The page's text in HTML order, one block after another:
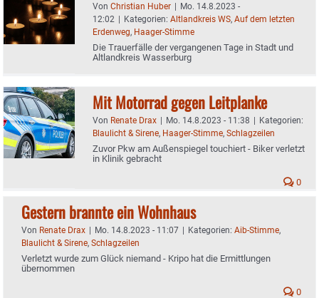
Von Christian Huber | Mo. 14.8.2023 -
12:02 | Kategorien: Altlandkreis WS, Auf dem letzten
Erdenweg, Haager-Stimme
Die Trauerfälle der vergangenen Tage in Stadt und
Altlandkreis Wasserburg
Mit Motorrad gegen Leitplanke
Von Renate Drax | Mo. 14.8.2023 - 11:38 | Kategorien:
Blaulicht & Sirene, Haager-Stimme, Schlagzeilen
Zuvor Pkw am Außenspiegel touchiert - Biker verletzt
in Klinik gebracht
0
Gestern brannte ein Wohnhaus
Von Renate Drax | Mo. 14.8.2023 - 11:07 | Kategorien: Aib-Stimme,
Blaulicht & Sirene, Schlagzeilen
Verletzt wurde zum Glück niemand - Kripo hat die Ermittlungen
übernommen
0